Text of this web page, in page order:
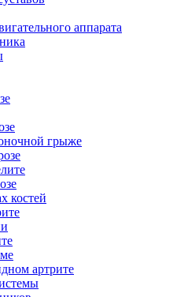
аппарата
грыже
костей
артрите